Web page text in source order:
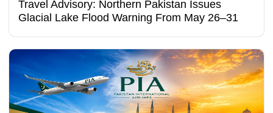
Travel Advisory: Northern Pakistan Issues
Glacial Lake Flood Warning From May 26–31